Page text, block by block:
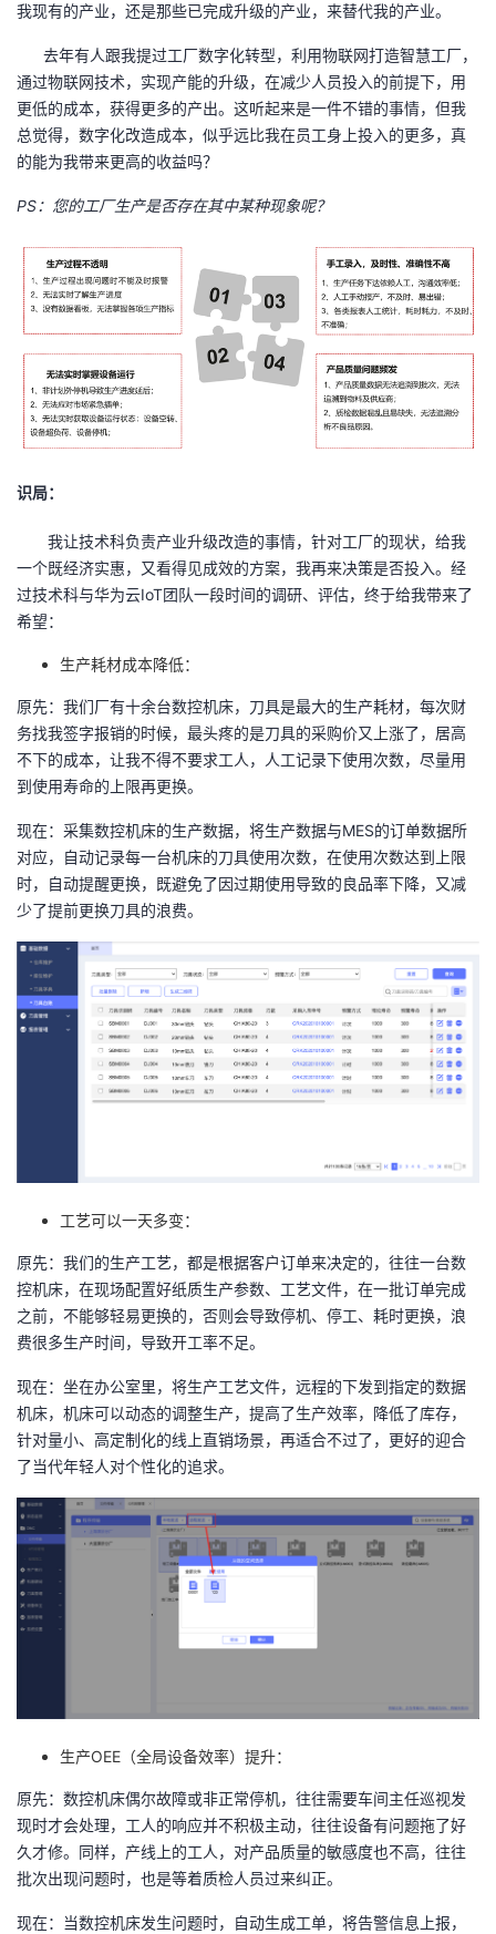
者
学
我
的
课
程
我
的
认
我
的
我
藏
支
持
技
支
持
的
声
建
我现有的产业，还是那些已完成升级的产业，来替代我的产业。
去年有人跟我提过工厂数字化转型，利用物联网打造智慧工厂，
通过物联网技术，实现产能的升级，在减少人员投入的前提下，用
更低的成本，获得更多的产出。这听起来是一件不错的事情，但我
总觉得，数字化改造成本，似乎远比我在员工身上投入的更多，真
的能为我带来更高的收益吗？
PS：您的工厂生产是否存在其中某种现象呢？
识局：
我让技术科负责产业升级改造的事情，针对工厂的现状，给我
一个既经济实惠，又看得见成效的方案，我再来决策是否投入。 经
过技术科与华为云IoT团队一段时间的调研、评估，终于给我带来了
希望：
生产耗材成本降低：
原先：我们厂有十余台数控机床，刀具是最大的生产耗材，每次财
务找我签字报销的时候，最头疼的是刀具的采购价又上涨了，居高
不下的成本，让我不得不要求工人，人工记录下使用次数，尽量用
到使用寿命的上限再更换。
现在：采集数控机床的生产数据，将生产数据与MES的订单数据所
对应，自动记录每一台机床的刀具使用次数，在使用次数达到上限
时，自动提醒更换，既避免了因过期使用导致的良品率下降，又减
少了提前更换刀具的浪费。
工艺可以一天多变：
原先：我们的生产工艺，都是根据客户订单来决定的，往往一台数
控机床，在现场配置好纸质生产参数、工艺文件，在一批订单完成
之前，不能够轻易更换的，否则会导致停机、停工、耗时更换，浪
费很多生产时间，导致开工率不足。
现在：坐在办公室里，将生产工艺文件，远程的下发到指定的数据
机床，机床可以动态的调整生产，提高了生产效率，降低了库存，
针对量小、高定制化的线上直销场景，再适合不过了，更好的迎合
了当代年轻人对个性化的追求。
生产OEE （全局设备效率）提升：
原先：数控机床偶尔故障或非正常停机，往往需要车间主任巡视发
现时才会处理，工人的响应并不积极主动，往往设备有问题拖了好
久才修。同样，产线上的工人，对产品质量的敏感度也不高，往往
批次出现问题时，也是等着质检人员过来纠正。
现在：当数控机床发生问题时，自动生成工单，将告警信息上报，